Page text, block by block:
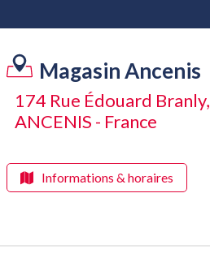
Magasin Ancenis
174 Rue Édouard Branly,
ANCENIS - France
Informations & horaires